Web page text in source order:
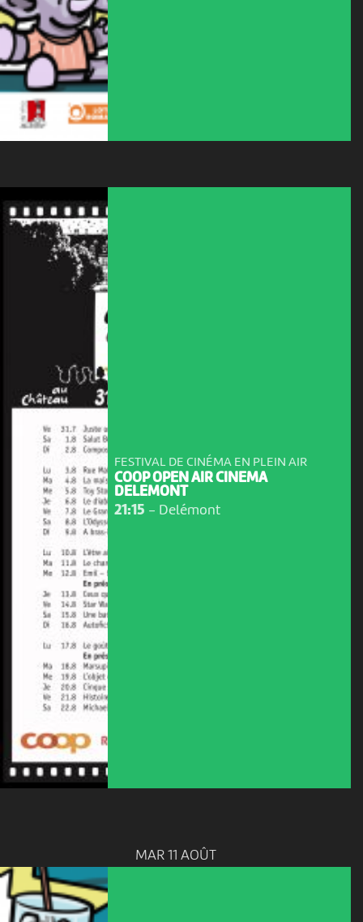
FESTIVAL DE CINÉMA EN PLEIN AIR
COOP OPEN AIR CINEMA
DELEMONT
21:15 - Delémont
MAR 11 AOÛT